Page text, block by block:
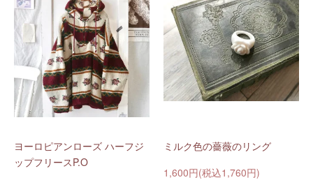
ヨーロピアンローズ ハーフジ
ップフリースP.O
ミルク色の薔薇のリング
1,600円(税込1,760円)